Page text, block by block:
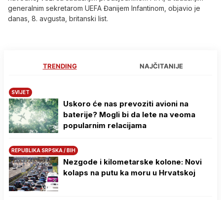
generalnim sekretarom UEFA Đanijem Infantinom, objavio je
danas, 8. avgusta, britanski list.
TRENDING NAJČITANIJE
SVIJET
Uskoro će nas prevoziti avioni na
baterije? Mogli bi da lete na veoma
popularnim relacijama
REPUBLIKA SRPSKA / BIH
Nezgode i kilometarske kolone: Novi
kolaps na putu ka moru u Hrvatskoj